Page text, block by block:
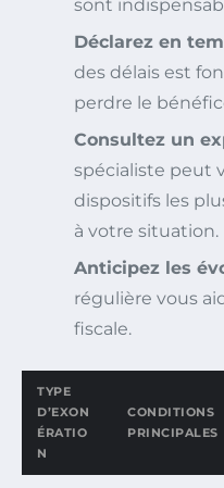
sont
Déclarez en
des délais est
perdre le
Consultez un
spécialiste peut
dispositifs les
à votre situation.
Anticipez les
régulière vous
fiscale.
TYPE
D’EXON
ÉRATIO
N
CONDITIONS
PRINCIPALES